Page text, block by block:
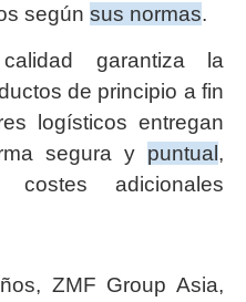
según sus normas.
garantiza la
de principio a fin
logísticos entregan
segura y puntual ,
adicionales
ZMF Group Asia,